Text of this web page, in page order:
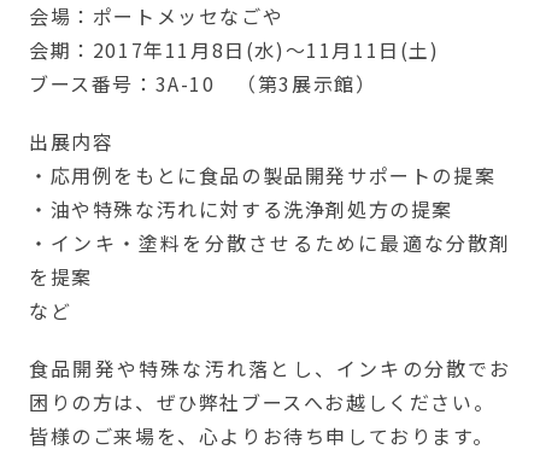
会場：ポートメッセなごや
会期：2017年11月8日(水)～11月11日(土)
ブース番号：3A-10 （第3展示館）
出展内容
・応用例をもとに食品の製品開発サポートの提案
・油や特殊な汚れに対する洗浄剤処方の提案
・インキ・塗料を分散させるために最適な分散剤
を提案
など
食品開発や特殊な汚れ落とし、インキの分散でお
困りの方は、ぜひ弊社ブースへお越しください。
皆様のご来場を、心よりお待ち申しております。